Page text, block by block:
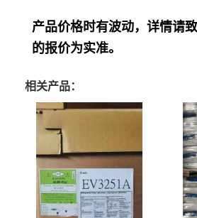
产品价格时有波动，详情请
的报价为实准。
相关产品：